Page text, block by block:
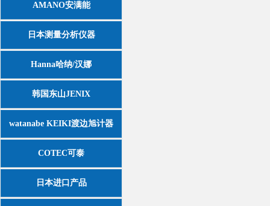
AMANO安满能
日本测量分析仪器
Hanna哈纳/汉娜
韩国东山JENIX
watanabe KEIKI渡边旭计器
COTEC可泰
日本进口产品